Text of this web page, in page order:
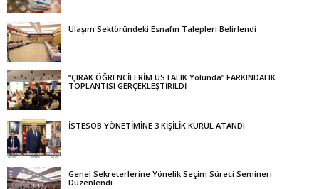
Ulaşım Sektöründeki Esnafın Talepleri Belirlendi
“ÇIRAK ÖĞRENCİLERİM USTALIK Yolunda” FARKINDALIK
TOPLANTISI GERÇEKLEŞTİRİLDİ
İSTESOB YÖNETİMİNE 3 KİŞİLİK KURUL ATANDI
Genel Sekreterlerine Yönelik Seçim Süreci Semineri
Düzenlendi